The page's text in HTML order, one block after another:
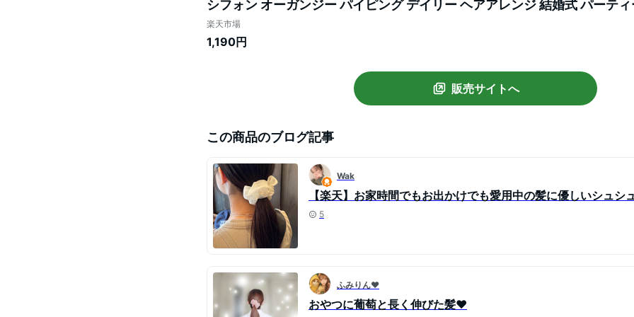
シフォン オーガンジー パイピング デイリー ヘアアレンジ 結婚式 パーテ
可愛い 30代 40代 50代 女性 ブランド プレゼント 黒 ブラック
楽天市場
1,190円
販売サイトへ
この商品のブログ記事
Wak
【楽天】お家時間でもお出かけでも愛用中の髪に優しいシュシ
5
ふみりん♥
おやつに葡萄と長く伸びた髪❤